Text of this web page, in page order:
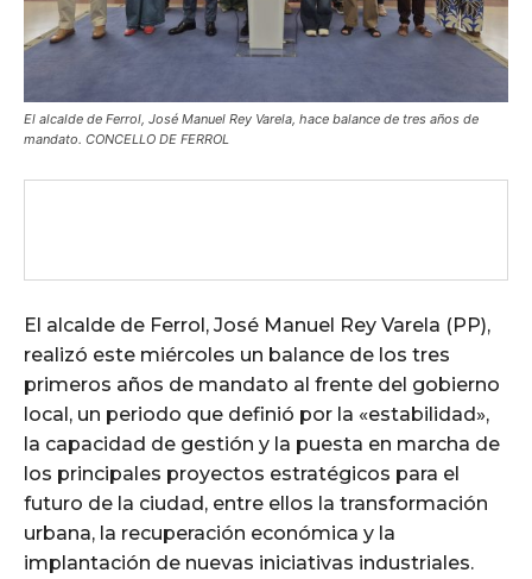
El alcalde de Ferrol, José Manuel Rey Varela, hace balance de tres años de
mandato. CONCELLO DE FERROL
El alcalde de Ferrol, José Manuel Rey Varela (PP),
realizó este miércoles un balance de los tres
primeros años de mandato al frente del gobierno
local, un periodo que definió por la «estabilidad»,
la capacidad de gestión y la puesta en marcha de
los principales proyectos estratégicos para el
futuro de la ciudad, entre ellos la transformación
urbana, la recuperación económica y la
implantación de nuevas iniciativas industriales.